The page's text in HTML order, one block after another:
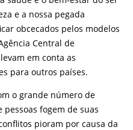
e a nossa pegada
obcecados pelos modelos
Central de
em conta as
para outros países.
o grande número de
fogem de suas
pioram por causa da